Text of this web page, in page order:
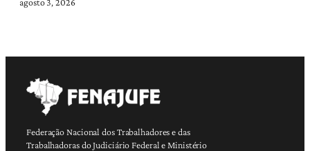
agosto 3, 2026
Federação Nacional dos Trabalhadores e das
Trabalhadoras do Judiciário Federal e Ministério